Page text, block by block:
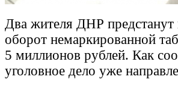
Два жителя ДНР предстанут
оборот немаркированной
5 миллионов рублей. Как
уголовное дело уже